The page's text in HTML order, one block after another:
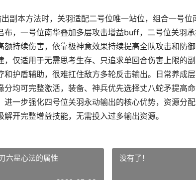
副本方法时，关羽适配二号位唯一站位，组合一号
布，一号位南华叠加多层攻击增益buff，二号位关羽
额持续伤害，依靠极神意效果持续提高全队攻击和防
，仅适用于无需思考生存、只追求单回合伤害上限的
和护盾辅助，很难扛住敌方多轮反击输出。日常养成
分均可完整激活，装备、神兵优先选择丈八蛇矛提高
一步强化四号位关羽永动输出的核心优势，资源分
开完整增益技能，无需投入过多输出资源。
六星心法的属性 没有了！